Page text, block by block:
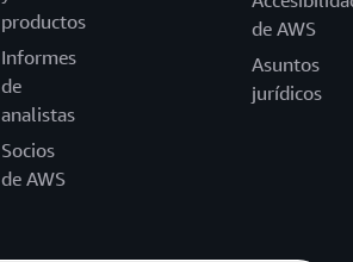
productos
Informes
de
analistas
Socios
de AWS
de AWS
Asuntos
jurídicos